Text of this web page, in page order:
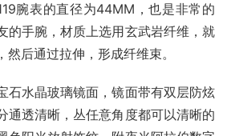
腕表的直径为44MM，也是非常的
的手腕，材质上选用玄武岩纤维，就
后通过拉伸，形成纤维束。
石水晶玻璃镜面，镜面带有双层防炫
通透清晰，丛任意角度都可以清晰的